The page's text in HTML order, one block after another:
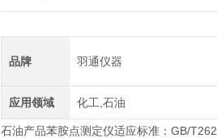
品牌 羽通仪器
应用领域 化工,石油
石油产品苯胺点测定仪适应标准：GB/T262